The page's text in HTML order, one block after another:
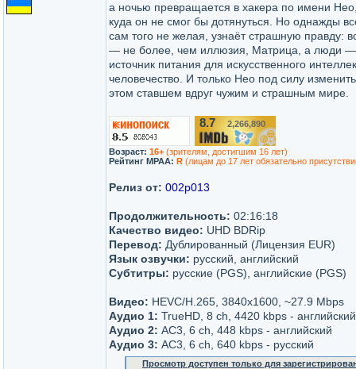
а ночью превращается в хакера по имени
куда он не смог бы дотянуться. Но однажды
сам того не желая, узнаёт страшную правду:
— не более, чем иллюзия, Матрица, а люди —
источник питания для искусственного
человечество. И только Нео под силу
этом ставшем вдруг чужим и страшным мире.
8.7 2,266,890
Возраст: 16+ (зрителям, достигшим 16 лет)
Рейтинг MPAA: R (лицам до 17 лет обязательно
Релиз от: 002p013
Продолжительность: 02:16:18
Качество видео: UHD BDRip
Перевод: Дублированный (Лицензия EUR)
Язык озвучки: русский, английский
Субтитры: русские (PGS), английские (PGS)
Видео: HEVC/H.265, 3840x1600, ~27.9 Mbps
Аудио 1: TrueHD, 8 ch, 4420 kbps - английский
Аудио 2: AC3, 6 ch, 448 kbps - английский
Аудио 3: AC3, 6 ch, 640 kbps - русский
Просмотр доступен только для